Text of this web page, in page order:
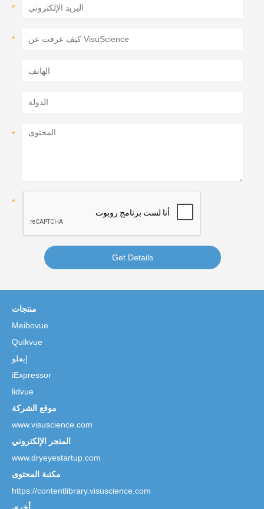
Get Details
منتجات
Meibovue
Quikvue
إيفلو
iExpressor
lidvue
موقع الشركة
www.visuscience.com
المتجر الإلكتروني
www.dryeyestartup.com
مكتبة المحتوى
https://contentlibrary.visuscience.com
أخرى